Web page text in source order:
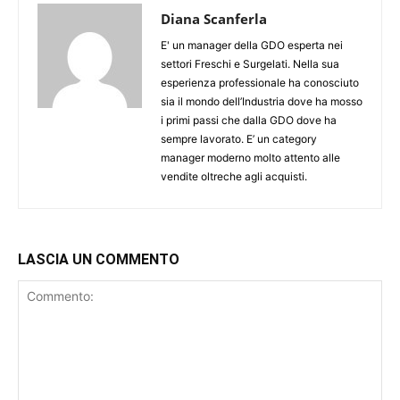
Diana Scanferla
E' un manager della GDO esperta nei
settori Freschi e Surgelati. Nella sua
esperienza professionale ha conosciuto
sia il mondo dell’Industria dove ha mosso
i primi passi che dalla GDO dove ha
sempre lavorato. E’ un category
manager moderno molto attento alle
vendite oltreche agli acquisti.
LASCIA UN COMMENTO